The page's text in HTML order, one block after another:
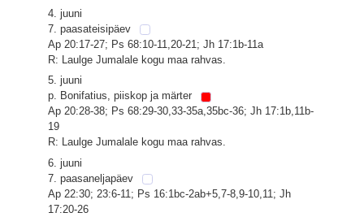
4. juuni
7. paasateisipäev
Ap 20:17-27; Ps 68:10-11,20-21; Jh 17:1b-11a
R: Laulge Jumalale kogu maa rahvas.
5. juuni
p. Bonifatius, piiskop ja märter
Ap 20:28-38; Ps 68:29-30,33-35a,35bc-36; Jh 17:1b,11b-
19
R: Laulge Jumalale kogu maa rahvas.
6. juuni
7. paasaneljapäev
Ap 22:30; 23:6-11; Ps 16:1bc-2ab+5,7-8,9-10,11; Jh
17:20-26